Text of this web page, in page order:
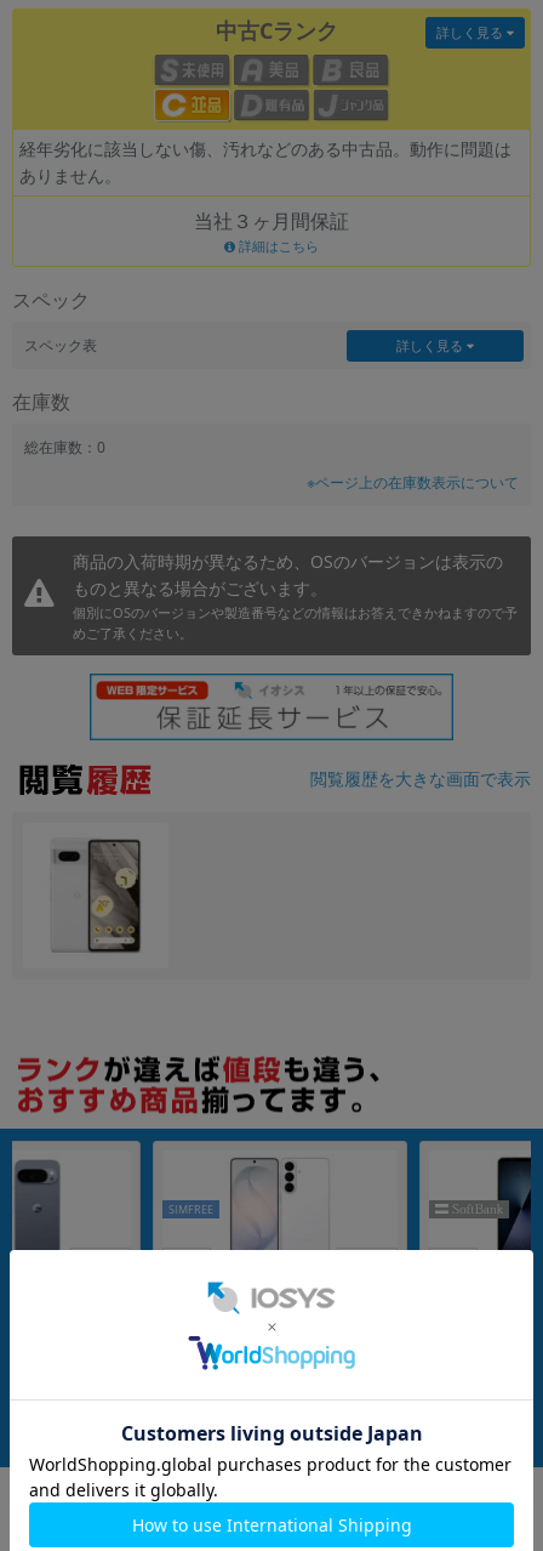
中古Cランク
経年劣化に該当しない傷、汚れなどのある中古品。動作に問題は
ありません。
詳しく見る
当社３ヶ月間保証
詳細はこちら
スペック
スペック表 詳しく見る
在庫数
総在庫数：0
※ページ上の在庫数表示について
商品の入荷時期が異なるため、OSのバージョンは表示の
ものと異なる場合がございます。
個別にOSのバージョンや製造番号などの情報はお答えできかねますので予
めご了承ください。
閲覧履歴を大きな画面で表示
(税込)
SIMFREE
Galaxy S26+ SM-S947Q 256GB ホワ
イト【国内版 SIMフリー】
メーカー：SAMSUNG
発売日：2026/03
中古Aランク 152,800 円 (税込) 中古Aランク
~
年 月 から
年 月 まで
各項目のチェックボックスは「or検索」となります。
ただし機能別のみ「and検索」となります。